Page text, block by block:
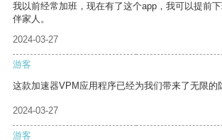
我以前经常加班，现在有了这个app，我可以提前
伴家人。
2024-03-27
游客
这款加速器VPM应用程序已经为我们带来了无限的
2024-03-27
游客